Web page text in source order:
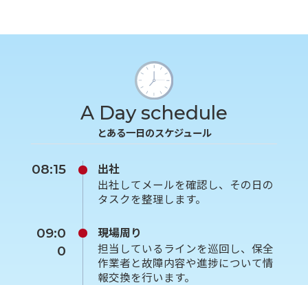
A Day schedule
とある一日のスケジュール
08:15 出社
出社してメールを確認し、その日の
タスクを整理します。
09:0
0
現場周り
担当しているラインを巡回し、保全
作業者と故障内容や進捗について情
報交換を行います。